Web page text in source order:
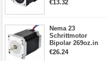
€13.32
Nema 23
Schrittmotor
Bipolar 269oz.in
2,8A 57x57x76mm
€26.24